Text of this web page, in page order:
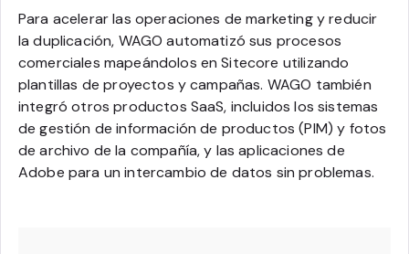
Para acelerar las operaciones de marketing y reducir
la duplicación, WAGO automatizó sus procesos
comerciales mapeándolos en Sitecore utilizando
plantillas de proyectos y campañas. WAGO también
integró otros productos SaaS, incluidos los sistemas
de gestión de información de productos (PIM) y fotos
de archivo de la compañía, y las aplicaciones de
Adobe para un intercambio de datos sin problemas.